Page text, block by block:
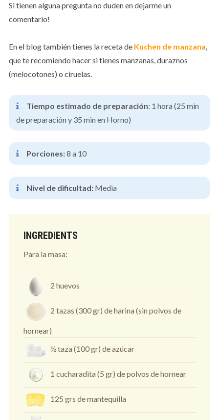
Si tienen alguna pregunta no duden en dejarme un
comentario!
En el blog también tienes la receta de Kuchen de manzana,
que te recomiendo hacer si tienes manzanas, duraznos
(melocotones) o ciruelas.
Tiempo estimado de preparación: 1 hora (25 min
de preparación y 35 min en Horno)
Porciones:8 a 10
Nivel de dificultad:Media
INGREDIENTS
Para la masa:
2 huevos
2 tazas (300 gr) de harina (sin polvos de
hornear)
½ taza (100 gr) de azúcar
1 cucharadita (5 gr) de polvos de hornear
125 grs de mantequilla